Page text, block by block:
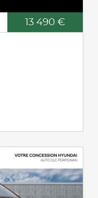
13 490 €